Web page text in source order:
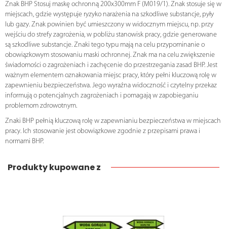
Znak BHP Stosuj maskę ochronną 200x300mm F (M019/1). Znak stosuje się w
miejscach, gdzie występuje ryzyko narażenia na szkodliwe substancje, pyły
lub gazy. Znak powinien być umieszczony w widocznym miejscu, np. przy
wejściu do strefy zagrożenia, w pobliżu stanowisk pracy, gdzie generowane
są szkodliwe substancje. Znaki tego typu mają na celu przypominanie o
obowiązkowym stosowaniu maski ochronnej. Znak ma na celu zwiększenie
świadomości o zagrożeniach i zachęcenie do przestrzegania zasad BHP. Jest
ważnym elementem oznakowania miejsc pracy, który pełni kluczową rolę w
zapewnieniu bezpieczeństwa. Jego wyraźna widoczność i czytelny przekaz
informują o potencjalnych zagrożeniach i pomagają w zapobieganiu
problemom zdrowotnym.
Znaki BHP pełnią kluczową rolę w zapewnianiu bezpieczeństwa w miejscach
pracy. Ich stosowanie jest obowiązkowe zgodnie z przepisami prawa i
normami BHP.
Produkty kupowane z